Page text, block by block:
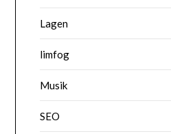
Lagen
limfog
Musik
SEO